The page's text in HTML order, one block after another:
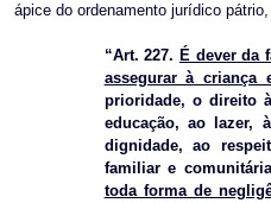
ápice do ordenamento jurídico
“Art. 227. É dever da
assegurar à criança
prioridade, o direito
educação, ao lazer,
dignidade, ao
familiar e
toda forma de